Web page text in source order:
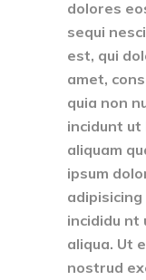
dolores
sequi
est, qui
amet,
quia non
incidunt ut
aliquam
ipsum
incididu nt
aliqua. Ut
nostrud